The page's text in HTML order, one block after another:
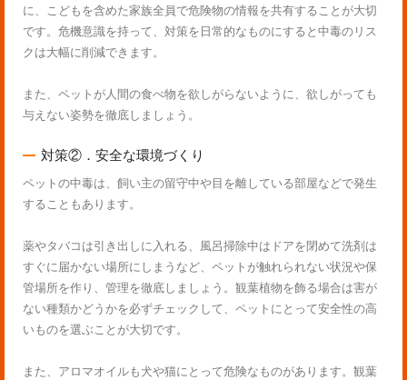
に、こどもを含めた家族全員で危険物の情報を共有することが大切
です。危機意識を持って、対策を日常的なものにすると中毒のリス
クは大幅に削減できます。
また、ペットが人間の食べ物を欲しがらないように、欲しがっても
与えない姿勢を徹底しましょう。
対策②．安全な環境づくり
ペットの中毒は、飼い主の留守中や目を離している部屋などで発生
することもあります。
薬やタバコは引き出しに入れる、風呂掃除中はドアを閉めて洗剤は
すぐに届かない場所にしまうなど、ペットが触れられない状況や保
管場所を作り、管理を徹底しましょう。観葉植物を飾る場合は害が
ない種類かどうかを必ずチェックして、ペットにとって安全性の高
いものを選ぶことが大切です。
また、アロマオイルも犬や猫にとって危険なものがあります。観葉